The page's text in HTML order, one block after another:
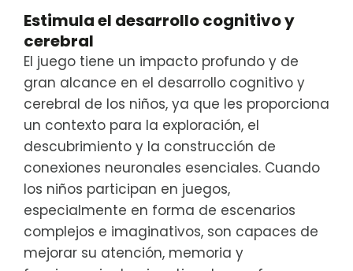
Estimula el desarrollo cognitivo y
cerebral
El juego tiene un impacto profundo y de
gran alcance en el desarrollo cognitivo y
cerebral de los niños, ya que les proporciona
un contexto para la exploración, el
descubrimiento y la construcción de
conexiones neuronales esenciales. Cuando
los niños participan en juegos,
especialmente en forma de escenarios
complejos e imaginativos, son capaces de
mejorar su atención, memoria y